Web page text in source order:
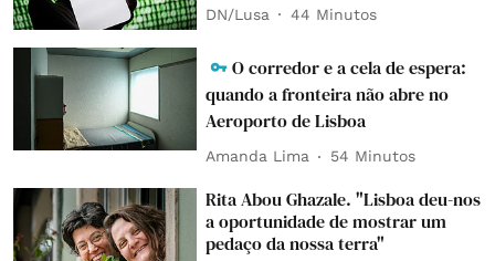
DN/Lusa 44 Minutos
O corredor e a cela de espera:
quando a fronteira não abre no
Aeroporto de Lisboa
Amanda Lima 54 Minutos
Rita Abou Ghazale. "Lisboa deu-nos
a oportunidade de mostrar um
pedaço da nossa terra"